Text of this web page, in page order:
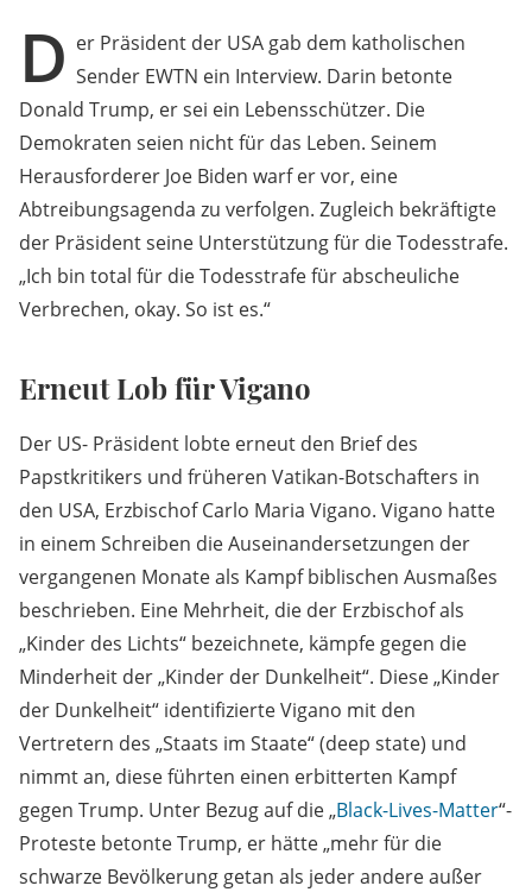
D er Präsident der USA gab dem katholischen
Sender EWTN ein Interview. Darin betonte
Donald Trump, er sei ein Lebensschützer. Die
Demokraten seien nicht für das Leben. Seinem
Herausforderer Joe Biden warf er vor, eine
Abtreibungsagenda zu verfolgen. Zugleich bekräftigte
der Präsident seine Unterstützung für die Todesstrafe.
„Ich bin total für die Todesstrafe für abscheuliche
Verbrechen, okay. So ist es.“
Erneut Lob für Vigano
Der US- Präsident lobte erneut den Brief des
Papstkritikers und früheren Vatikan-Botschafters in
den USA, Erzbischof Carlo Maria Vigano. Vigano hatte
in einem Schreiben die Auseinandersetzungen der
vergangenen Monate als Kampf biblischen Ausmaßes
beschrieben. Eine Mehrheit, die der Erzbischof als
„Kinder des Lichts“ bezeichnete, kämpfe gegen die
Minderheit der „Kinder der Dunkelheit“. Diese „Kinder
der Dunkelheit“ identifizierte Vigano mit den
Vertretern des „Staats im Staate“ (deep state) und
nimmt an, diese führten einen erbitterten Kampf
gegen Trump. Unter Bezug auf die „Black-Lives-Matter“-
Proteste betonte Trump, er hätte „mehr für die
schwarze Bevölkerung getan als jeder andere außer